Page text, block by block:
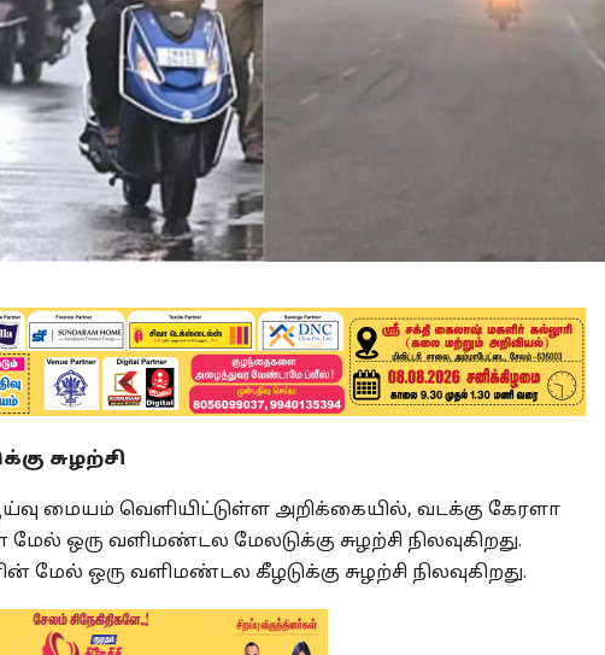
சுழற்சி
மையம் வெளியிட்டுள்ள அறிக்கையில், வடக்கு கேரளா
ஒரு வளிமண்டல மேலடுக்கு சுழற்சி நிலவுகிறது.
மேல் ஒரு வளிமண்டல கீழடுக்கு சுழற்சி நிலவுகிறது.